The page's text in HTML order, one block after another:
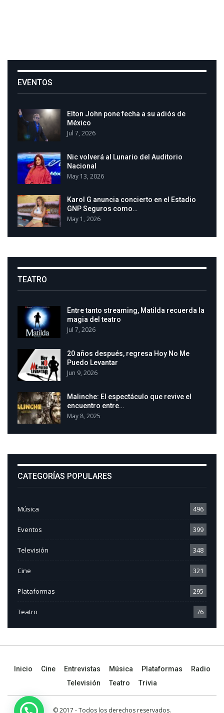
EVENTOS
Elton John pone fecha a su adiós de
México
Jul 7, 2026
Nic volverá al Lunario del Auditorio
Nacional
May 13, 2026
Karol G anuncia concierto en el Estadio
GNP Seguros como…
May 1, 2026
TEATRO
Entre tanto streaming, Matilda recuerda la
magia del teatro
Jul 7, 2026
20 años después, regresa Hoy No Me
Puedo Levantar
Jun 9, 2026
Malinche: El espectáculo que revive el
encuentro entre…
May 8, 2025
CATEGORÍAS POPULARES
Música 496
Eventos 399
Televisión 348
Cine 321
Plataformas 295
Teatro 76
Inicio Cine Entrevistas Música Plataformas
Radio
Televisión
Teatro Trivia
© 2017 - Todos los derechos reservados.